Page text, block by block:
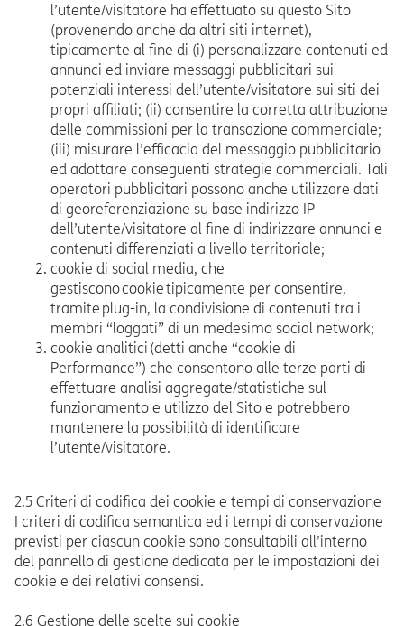
l’utente/visitatore ha effettuato su questo Sito
(provenendo anche da altri siti internet),
tipicamente al fine di (i) personalizzare contenuti ed
annunci ed inviare messaggi pubblicitari sui
potenziali interessi dell’utente/visitatore sui siti dei
propri affiliati; (ii) consentire la corretta attribuzione
delle commissioni per la transazione commerciale;
(iii) misurare l’efficacia del messaggio pubblicitario
ed adottare conseguenti strategie commerciali. Tali
operatori pubblicitari possono anche utilizzare dati
di georeferenziazione su base indirizzo IP
dell’utente/visitatore al fine di indirizzare annunci e
contenuti differenziati a livello territoriale;
cookie di social media, che
gestiscono cookie tipicamente per consentire,
tramite plug-in, la condivisione di contenuti tra i
membri “loggati” di un medesimo social network;
cookie analitici (detti anche “cookie di
Performance”) che consentono alle terze parti di
effettuare analisi aggregate/statistiche sul
funzionamento e utilizzo del Sito e potrebbero
mantenere la possibilità di identificare
l’utente/visitatore.
2.5 Criteri di codifica dei cookie e tempi di conservazione
I criteri di codifica semantica ed i tempi di conservazione
previsti per ciascun cookie sono consultabili all’interno
del pannello di gestione dedicata per le impostazioni dei
cookie e dei relativi consensi.
2.6 Gestione delle scelte sui cookie